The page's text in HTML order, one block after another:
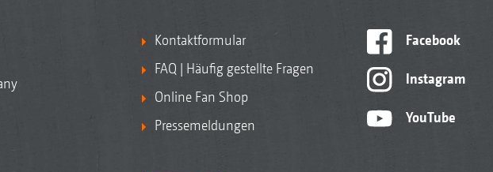
Kontaktformular
FAQ | Häufig gestellte Fragen
Online Fan Shop
Pressemeldungen
Facebook
Instagram
YouTube